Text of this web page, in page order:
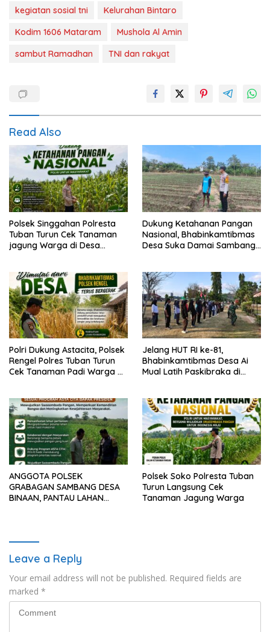
kegiatan sosial tni
Kelurahan Bintaro
Kodim 1606 Mataram
Mushola Al Amin
sambut Ramadhan
TNI dan rakyat
Read Also
Polsek Singgahan Polresta
Tuban Turun Cek Tanaman
jagung Warga di Desa
Dukung Ketahanan Pangan
Nasional, Bhabinkamtibmas
Desa Suka Damai Sambangi
Polri Dukung Astacita, Polsek
Rengel Polres Tuban Turun
Cek Tanaman Padi Warga di
Jelang HUT RI ke-81,
Bhabinkamtibmas Desa Ai
Mual Latih Paskibraka di
ANGGOTA POLSEK
GRABAGAN SAMBANG DESA
BINAAN, PANTAU LAHAN
Polsek Soko Polresta Tuban
Turun Langsung Cek
Tanaman Jagung Warga
Leave a Reply
Your email address will not be published. Required fields are
marked *